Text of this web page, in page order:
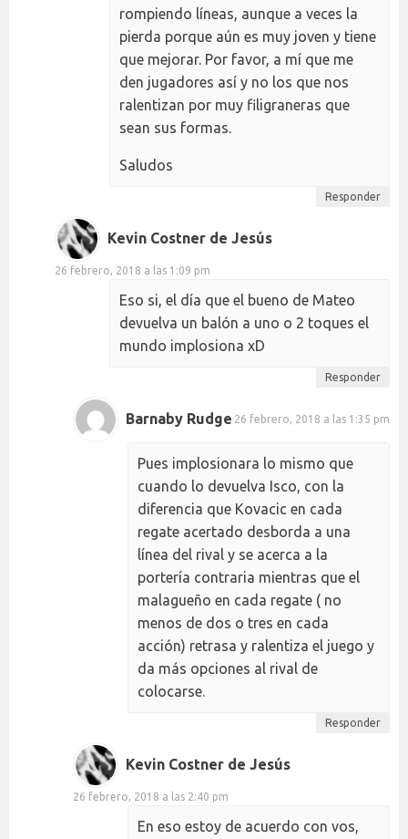
rompiendo líneas, aunque a veces la
pierda porque aún es muy joven y tiene
que mejorar. Por favor, a mí que me
den jugadores así y no los que nos
ralentizan por muy filigraneras que
sean sus formas.
Saludos
Responder
Kevin Costner de Jesús
26 febrero, 2018 a las 1:09 pm
Eso si, el día que el bueno de Mateo
devuelva un balón a uno o 2 toques el
mundo implosiona xD
Responder
Barnaby Rudge 26 febrero, 2018 a las 1:35 pm
Pues implosionara lo mismo que
cuando lo devuelva Isco, con la
diferencia que Kovacic en cada
regate acertado desborda a una
línea del rival y se acerca a la
portería contraria mientras que el
malagueño en cada regate ( no
menos de dos o tres en cada
acción) retrasa y ralentiza el juego y
da más opciones al rival de
colocarse.
Responder
Kevin Costner de Jesús
26 febrero, 2018 a las 2:40 pm
En eso estoy de acuerdo con vos,